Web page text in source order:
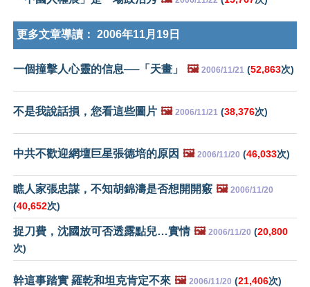
更多文章導讀： 2006年11月19日
一個撞擊人心靈的信息──「天畫」 🖼️ 2006/11/21 (52,863次)
不是我說話損，您看這些圖片 🖼️ 2006/11/21 (38,376次)
中共不歡迎網壇巨星張德培的原因 🖼️ 2006/11/20 (46,033次)
瞧人家張忠謀，不知胡錦濤是否想開開竅 🖼️ 2006/11/20
(40,652次)
捉刀費，沈國放可否透露點兒…實情 🖼️ 2006/11/20 (20,800
次)
幹這事踏實 羅乾和坦克肯定不來 🖼️ 2006/11/20 (21,406次)